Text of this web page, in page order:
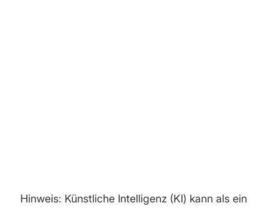
Hinweis: Künstliche Intelligenz (KI) kann als ein